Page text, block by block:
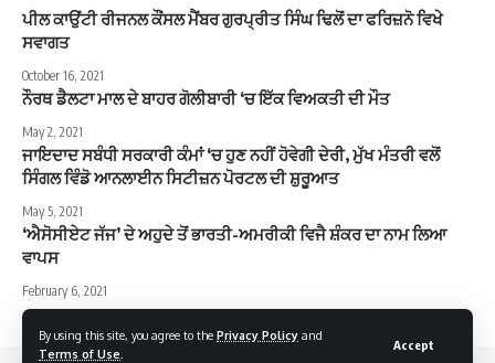
By using this site, you agree to the Privacy Policy and
Terms of Use
Accept
ਪੀਲ ਕਾਉਂਟੀ ਰੀਜਨਲ ਕੌਂਸਲ ਮੈਂਬਰ ਗੁਰਪ੍ਰੀਤ ਸਿੰਘ ਢਿਲੋਂ ਦਾ ਫਰਿਜ਼ਨੋ ਵਿਖੇ
ਸਵਾਗਤ
October 16, 2021
ਨੌਰਥ ਡੈਲਟਾ ਮਾਲ ਦੇ ਬਾਹਰ ਗੋਲੀਬਾਰੀ ‘ਚ ਇੱਕ ਵਿਅਕਤੀ ਦੀ ਮੌਤ
May 2, 2021
ਜਾਇਦਾਦ ਸਬੰਧੀ ਸਰਕਾਰੀ ਕੰਮਾਂ ‘ਚ ਹੁਣ ਨਹੀਂ ਹੋਵੇਗੀ ਦੇਰੀ, ਮੁੱਖ ਮੰਤਰੀ ਵਲੋਂ
ਸਿੰਗਲ ਵਿੰਡੋ ਆਨਲਾਈਨ ਸਿਟੀਜ਼ਨ ਪੋਰਟਲ ਦੀ ਸ਼ੁਰੂਆਤ
May 5, 2021
‘ਐਸੋਸੀਏਟ ਜੱਜ’ ਦੇ ਅਹੁਦੇ ਤੋਂ ਭਾਰਤੀ-ਅਮਰੀਕੀ ਵਿਜੈ ਸ਼ੰਕਰ ਦਾ ਨਾਮ ਲਿਆ
ਵਾਪਸ
February 6, 2021